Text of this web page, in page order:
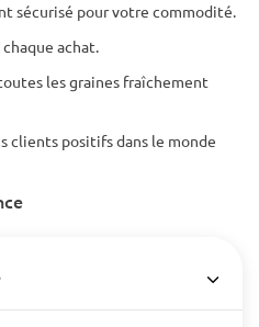
sécurisé pour votre commodité.
achat.
les graines fraîchement
clients positifs dans le monde